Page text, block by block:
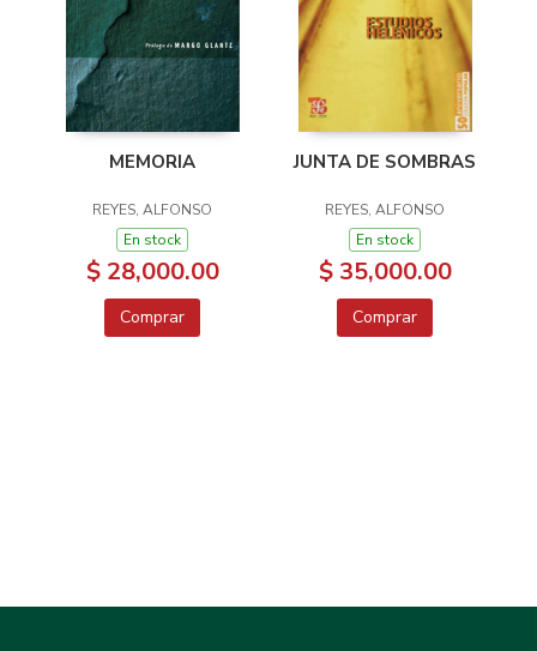
MEMORIA
REYES, ALFONSO
En stock
$ 28,000.00
Comprar
JUNTA DE SOMBRAS
REYES, ALFONSO
En stock
$ 35,000.00
Comprar